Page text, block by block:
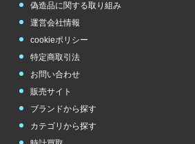
偽造品に関する取り組み
運営会社情報
cookieポリシー
特定商取引法
お問い合わせ
販売サイト
ブランドから探す
カテゴリから探す